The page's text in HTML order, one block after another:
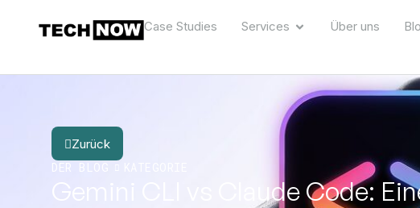
Case Studies Services Über uns
Zurück
DER BLOG
Gemini CLI vs Claude Code: